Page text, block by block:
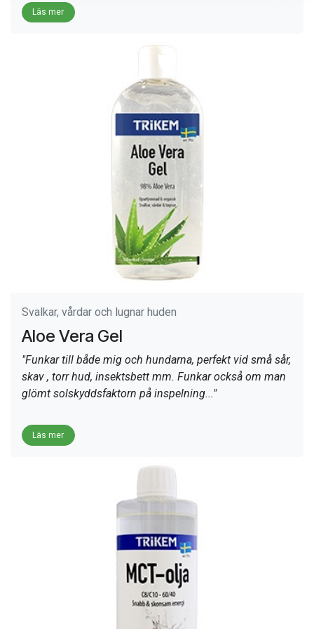
Läs mer​
Svalkar, vårdar och lugnar huden
Aloe Vera Gel
"Funkar till både mig och hundarna, perfekt vid små sår,
skav , torr hud, insektsbett mm. Funkar också om man
glömt solskyddsfaktorn på inspelning..."
Läs mer